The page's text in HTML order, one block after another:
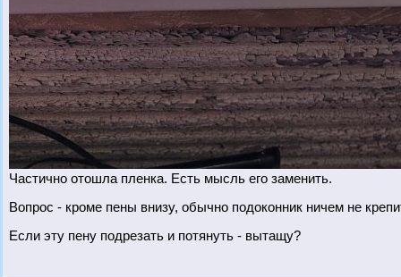
Частично отошла пленка. Есть мысль его заменить.
Вопрос - кроме пены внизу, обычно подоконник ничем не
Если эту пену подрезать и потянуть - вытащу?